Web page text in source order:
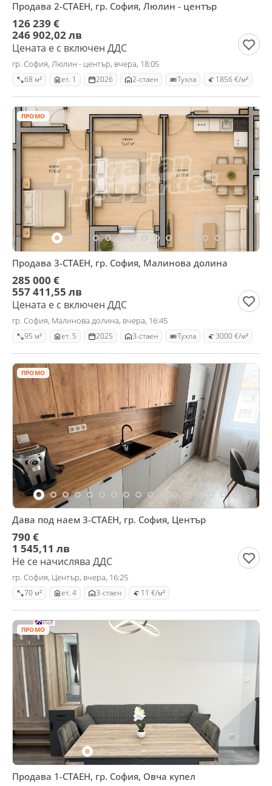
Продава 2-СТАЕН, гр. София, Люлин - център
126 239 €
246 902,02 лв
Цената е с включен ДДС
гр. София, Люлин - център, вчера, 18:05
68 м² ет. 1 2026 2-стаен Тухла 1856 €/м²
ПРОМО
Продава 3-СТАЕН, гр. София, Малинова долина
285 000 €
557 411,55 лв
Цената е с включен ДДС
гр. София, Малинова долина, вчера, 16:45
95 м² ет. 5 2025 3-стаен Тухла 3000 €/м²
ПРОМО
Дава под наем 3-СТАЕН, гр. София, Център
790 €
1 545,11 лв
Не се начислява ДДС
гр. София, Център, вчера, 16:25
70 м² ет. 4 3-стаен 11 €/м²
ПРОМО
Продава 1-СТАЕН, гр. София, Овча купел